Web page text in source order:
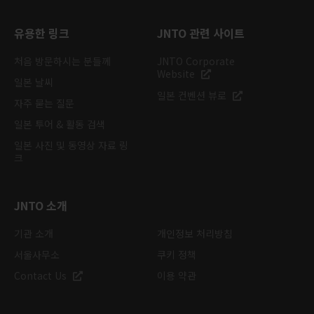
유용한 링크 JNTO 관련 사이트
JNTO 소개